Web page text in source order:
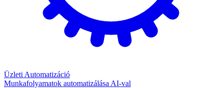
Üzleti Automatizáció
Munkafolyamatok automatizálása AI-val